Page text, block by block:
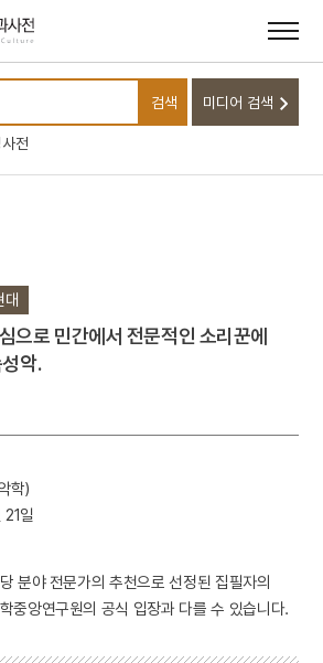
검색어를 입력하세요
검색 미디어 검색
목회
전
사우디아라비아 주베일 산업항공사
목회
대
으로 민간에서 전문적인 소리꾼에
악.
학)
일
분야 전문가의 추천으로 선정된 집필자의
중앙연구원의 공식 입장과 다를 수 있습니다.